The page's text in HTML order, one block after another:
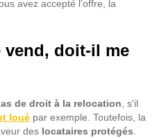
avez accepté l’offre, la
vend, doit-il me
de droit à la relocation , s'il
loué par exemple. Toutefois, la
des locataires protégés